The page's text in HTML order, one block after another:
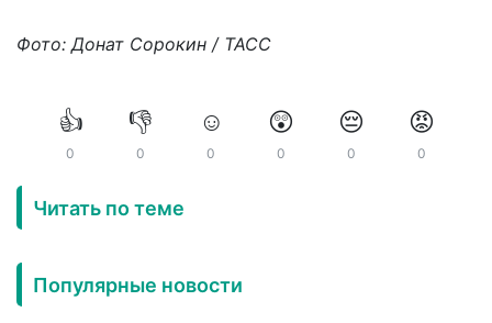
Фото: Донат Сорокин / ТАСС
👍
0
👎
0
☺️
0
😲
0
😔
0
😡
0
Читать по теме
Популярные новости